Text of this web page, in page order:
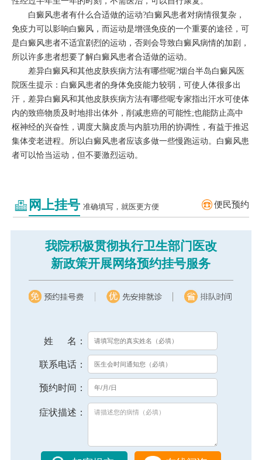
白癜风患者有什么合适做的运动?白癜风患者对病情很复杂，
免疫力可以影响白癜风，而运动是增强免疫的一个重要的途径，可
是白癜风患者不适宜剧烈的运动，否则会导致白癜风病情的加剧，
所以许多患者想要了解白癜风患者合适做的运动。
差异白癜风和其他皮肤疾病方法有哪些呢?烟台半岛白癜风医
院医生提示：白癜风患者的身体免疫能力较弱，可使人体很多出
汗，差异白癜风和其他皮肤疾病方法有哪些呢专家指出汗水可使体
内的致癌物质及时地排出体外，削减患癌的可能性;也能防止高中
枢神经的兴奋性，调度大脑皮质与内脏功用的协调性，有益于推迟
集体变老进程。所以白癜风患者应该多做一些慢跑运动。白癜风患
者可以恰当运动，但不要激烈运动。
网上挂号 准确填写，就医更方便 便民预约
我院积极贯彻执行卫生部门医改
新政策开展网络预约挂号服务
姓 名：
联系电话：
预约时间：
症状描述：